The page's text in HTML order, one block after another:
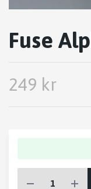
Fuse
249 kr